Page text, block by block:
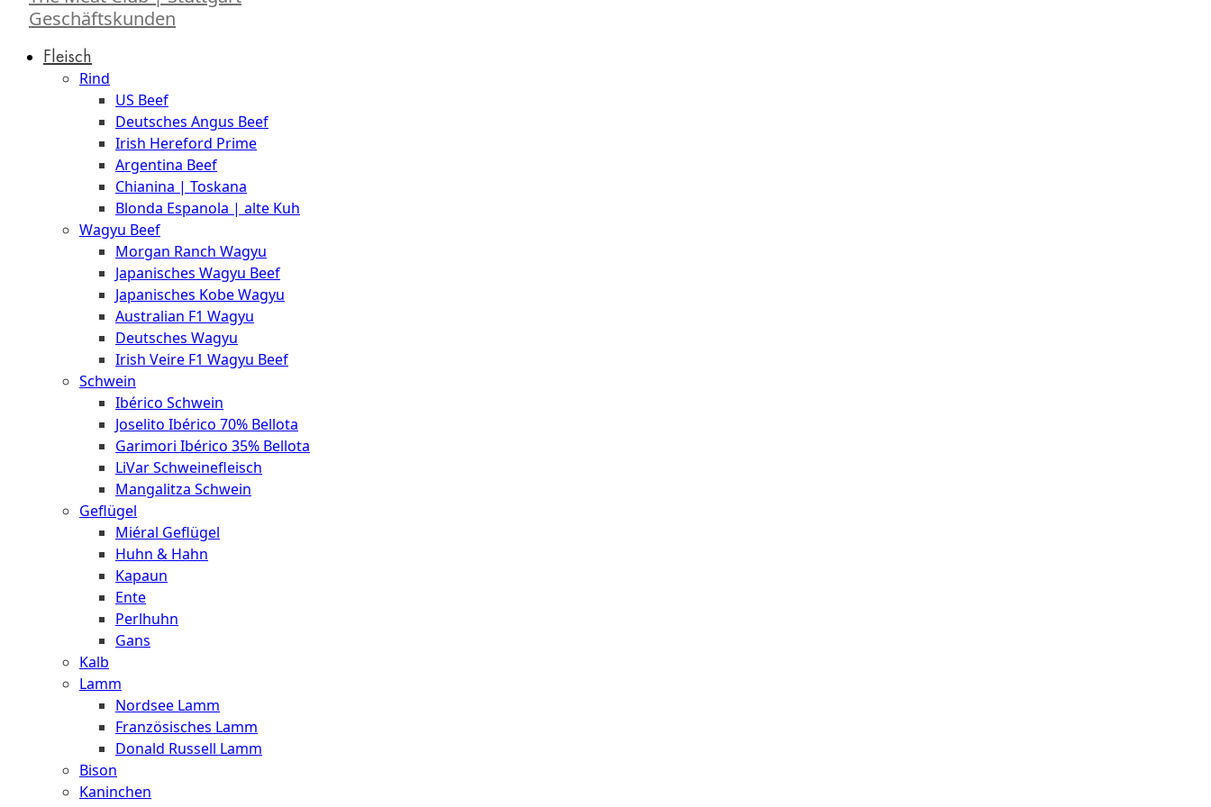
Geschäftskunden
Fleisch
Rind
US Beef
Deutsches Angus Beef
Irish Hereford Prime
Argentina Beef
Chianina | Toskana
Blonda Espanola | alte Kuh
Wagyu Beef
Morgan Ranch Wagyu
Japanisches Wagyu Beef
Japanisches Kobe Wagyu
Australian F1 Wagyu
Deutsches Wagyu
Irish Veire F1 Wagyu Beef
Schwein
Ibérico Schwein
Joselito Ibérico 70% Bellota
Garimori Ibérico 35% Bellota
LiVar Schweinefleisch
Mangalitza Schwein
Geflügel
Miéral Geflügel
Huhn & Hahn
Kapaun
Ente
Perlhuhn
Gans
Kalb
Lamm
Nordsee Lamm
Französisches Lamm
Donald Russell Lamm
Bison
Kaninchen